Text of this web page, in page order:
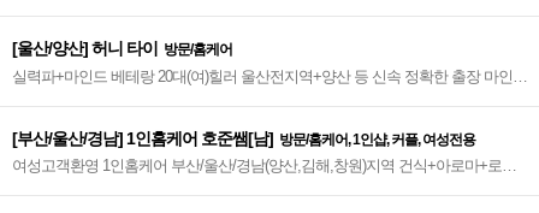
[울산/양산] 허니 타이
방문/홈케어
실력파+마인드 베테랑 20대(여)힐러 울산전지역+양산 등 신속 정확한 출장 마인드
[부산/울산/경남] 1인홈케어 호준쌤[남] 방문/홈케어, 1인샵, 커플, 여성전용
여성고객환영 1인홈케어 부산/울산/경남(양산,김해,창원)지역 건식+아로마+로미